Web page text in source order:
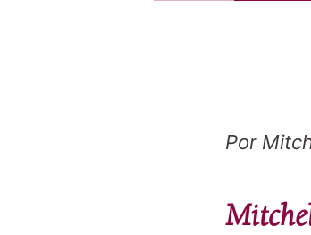
Por